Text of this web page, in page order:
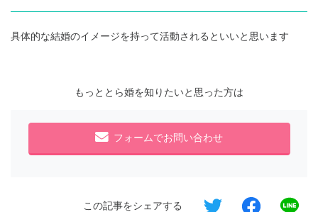
具体的な結婚のイメージを持って活動されるといいと思います
もっととら婚を知りたいと思った方は
フォームでお問い合わせ
この記事をシェアする